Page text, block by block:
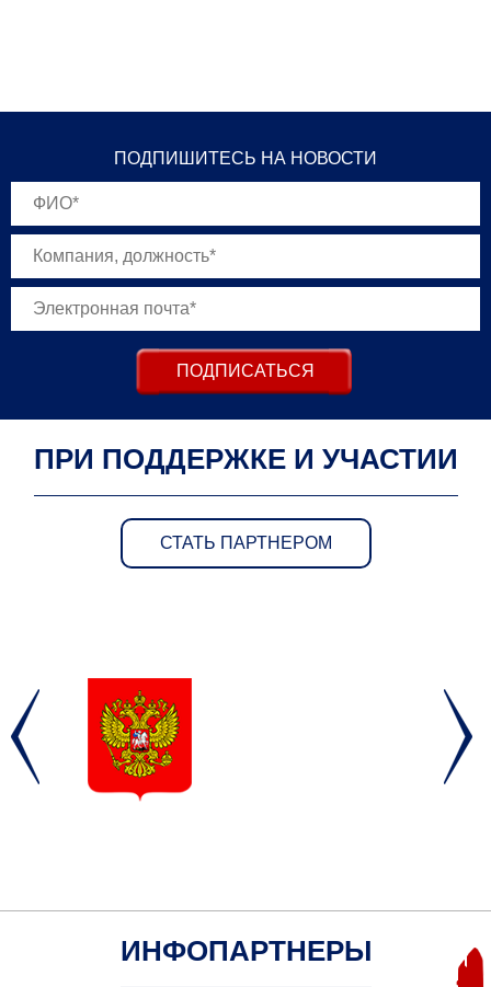
ПОДПИШИТЕСЬ НА НОВОСТИ
ПОДПИСАТЬСЯ
ПРИ ПОДДЕРЖКЕ И УЧАСТИИ
СТАТЬ ПАРТНЕРОМ
ИНФОПАРТНЕРЫ